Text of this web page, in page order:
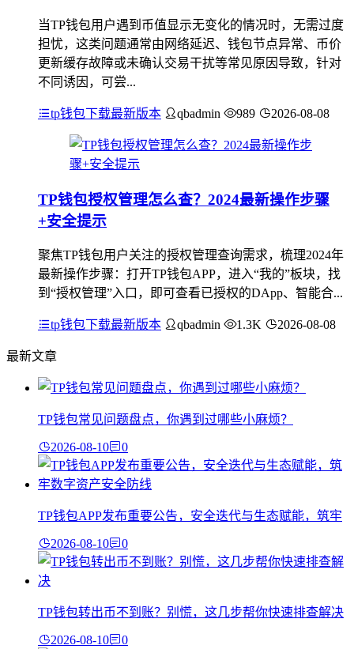
当TP钱包用户遇到币值显示无变化的情况时，无需过度
担忧，这类问题通常由网络延迟、钱包节点异常、币价
更新缓存故障或未确认交易干扰等常见原因导致，针对
不同诱因，可尝...
tp钱包下载最新版本 qbadmin 989 2026-08-08
TP钱包授权管理怎么查？2024最新操作步骤
+安全提示
聚焦TP钱包用户关注的授权管理查询需求，梳理2024年
最新操作步骤：打开TP钱包APP，进入“我的”板块，找
到“授权管理”入口，即可查看已授权的DApp、智能合...
tp钱包下载最新版本 qbadmin 1.3K 2026-08-08
最新文章
TP钱包常见问题盘点，你遇到过哪些小麻烦？
2026-08-10 0
TP钱包APP发布重要公告，安全迭代与生态赋能，筑牢
2026-08-10 0
TP钱包转出币不到账？别慌，这几步帮你快速排查解决
2026-08-10 0